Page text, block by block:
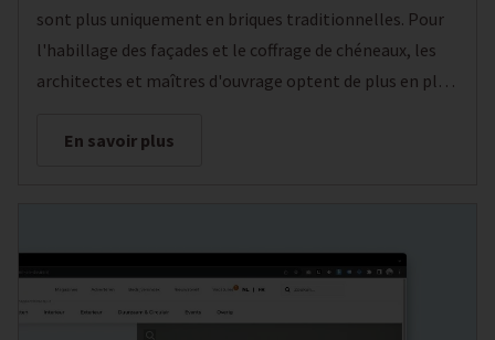
sont plus uniquement en briques traditionnelles. Pour
l'habillage des façades et le coffrage de chéneaux, les
architectes et maîtres d'ouvrage optent de plus en plus
l'aluminium, l'acier ou le verre. Locra, une entreprise qui
Tricoya® Extreme, une tôle hyper résistante recouverte
de peinture à l'eau ou enduite d'un film Renolit
résistant aux rayons ultraviolets. Cela augure un
En savoir plus